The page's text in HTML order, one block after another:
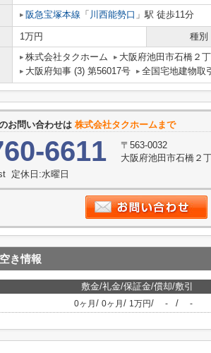
阪急宝塚本線 「 川西能勢口 」駅 徒歩11分
1万円 種別
株式会社タクホーム 大阪府池田市石橋２
大阪府知事 (3) 第56017号
全国宅地建物取
お問い合わせは 株式会社タクホームまで
6611
〒563-0032
大阪府池田市石橋２
定休日:水曜日
き情報
敷金/礼金/保証金/償却/敷引
0ヶ月 / 0ヶ月 / 1万円/ - / -